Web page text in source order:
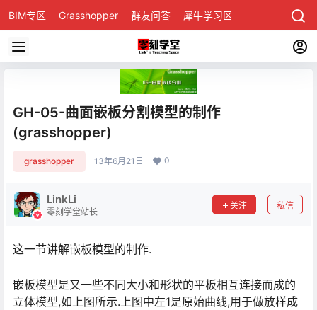
BIM专区 Grasshopper 群友问答 犀牛学习区
GH-05-曲面嵌板分割模型的制作
(grasshopper)
grasshopper 13年6月21日 0
LinkLi
零刻学堂站长
关注 私信
这一节讲解嵌板模型的制作.
嵌板模型是又一些不同大小和形状的平板相互连接而成的
立体模型,如上图所示.上图中左1是原始曲线,用于做放样成